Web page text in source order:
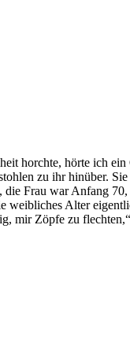
horchte, hörte ich
zu ihr hinüber.
Frau war Anfang
Alter
Zöpfe zu